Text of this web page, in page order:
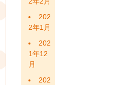
202
2年1月
202
1年12
月
202